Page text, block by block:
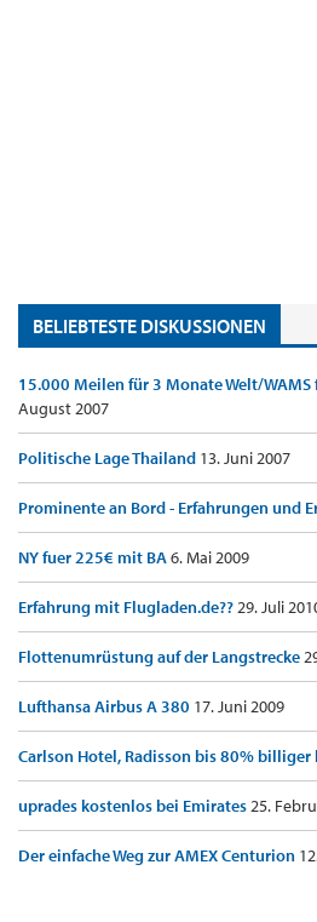
BELIEBTESTE DISKUSSIONEN
15.000 Meilen für 3 Monate Welt/
August 2007
Politische Lage Thailand 13. Juni 2007
Prominente an Bord - Erfahrungen und
NY fuer 225€ mit BA6. Mai 2009
Erfahrung mit Flugladen.de??29. Juli
Flottenumrüstung auf der Langstrecke
Lufthansa Airbus A 380 17. Juni 2009
Carlson Hotel, Radisson bis 80% billiger
uprades kostenlos bei Emirates25.
Der einfache Weg zur AMEX Centurion